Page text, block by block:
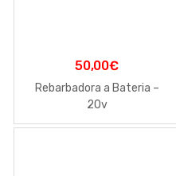
50,00€
Rebarbadora a Bateria –
20v